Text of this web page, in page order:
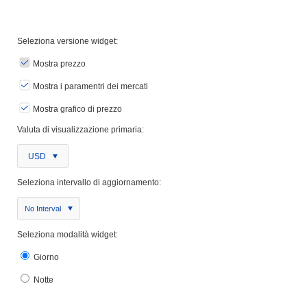
Seleziona versione widget:
Mostra prezzo
Mostra i paramentri dei mercati
Mostra grafico di prezzo
Valuta di visualizzazione primaria:
USD
Seleziona intervallo di aggiornamento:
No Interval
Seleziona modalità widget:
Giorno
Notte